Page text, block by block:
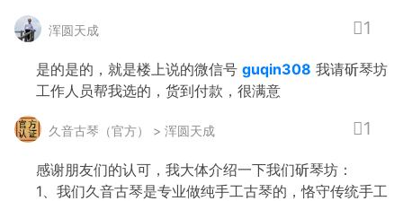
浑圆天成 1
是的是的，就是楼上说的微信号 guqin308 我请斫琴坊
工作人员帮我选的，货到付款，很满意
久音古琴（官方） > 浑圆天成 1
感谢朋友们的认可，我大体介绍一下我们斫琴坊：
1、我们久音古琴是专业做纯手工古琴的，恪守传统手工